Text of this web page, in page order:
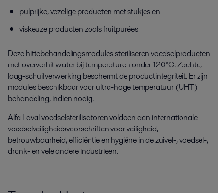
pulprijke, vezelige producten met stukjes en
viskeuze producten zoals fruitpurées
Deze hittebehandelingsmodules steriliseren voedselproducten
metoververhitwater bij temperaturen onder 120°C. Zachte,
laag-schuifverwerking beschermt de productintegriteit. Er zijn
modules beschikbaar voor ultra-hoge temperatuur (UHT)
behandeling, indien nodig.
Alfa Laval voedselsterilisatoren voldoen aan internationale
voedselveiligheidsvoorschriftenvoorveiligheid,
betrouwbaarheid, efficiëntie en hygiënein de zuivel-,voedsel-,
drank- en vele andere industrieën.